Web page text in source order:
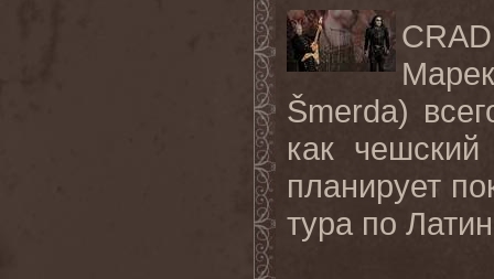
Šmerda)
как
планирует
тура по